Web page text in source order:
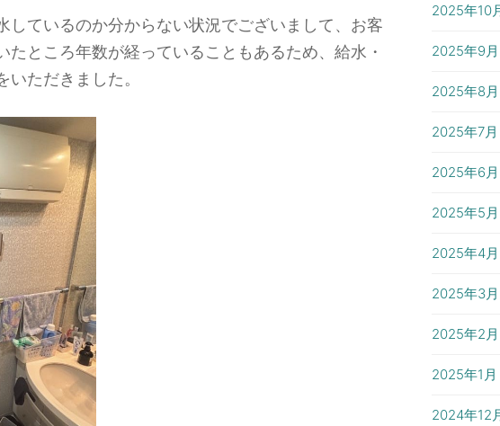
しているのか分からない状況でございまして、お客
たところ年数が経っていることもあるため、給水・
ただきました。
2025年10
2025年9月
2025年8月
2025年7月
2025年6月
2025年5月
2025年4月
2025年3月
2025年2月
2025年1月
2024年12